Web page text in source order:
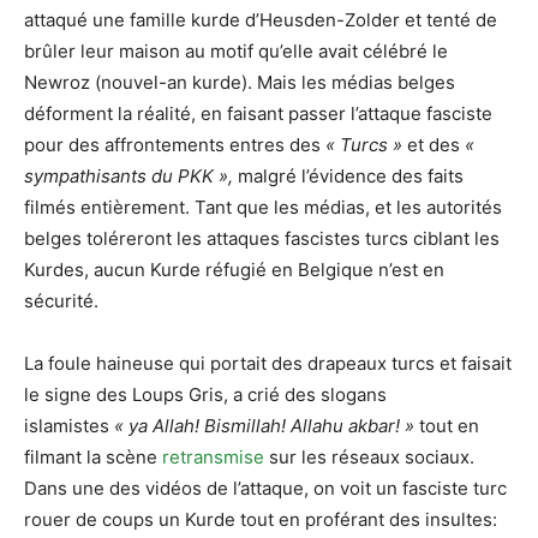
attaqué une famille kurde d’Heusden-Zolder et tenté de
brûler leur maison au motif qu’elle avait célébré le
Newroz (nouvel-an kurde). Mais les médias belges
déforment la réalité, en faisant passer l’attaque fasciste
pour des affrontements entres des « Turcs » et des «
sympathisants du PKK », malgré l’évidence des faits
filmés entièrement. Tant que les médias, et les autorités
belges toléreront les attaques fascistes turcs ciblant les
Kurdes, aucun Kurde réfugié en Belgique n’est en
sécurité.
La foule haineuse qui portait des drapeaux turcs et faisait
le signe des Loups Gris, a crié des slogans
islamistes « ya Allah! Bismillah! Allahu akbar! » tout en
filmant la scène retransmise sur les réseaux sociaux.
Dans une des vidéos de l’attaque, on voit un fasciste turc
rouer de coups un Kurde tout en proférant des insultes: